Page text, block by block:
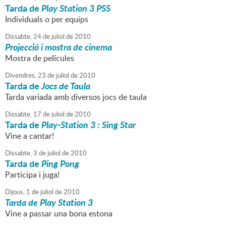
Tarda dePlay Station 3 PSS
Individuals o per equips
Dissabte,24de juliol de2010
Projecció i mostra de cinema
Mostra de películes
Divendres,23 de juliol de2010
Tarda deJocs de Taula
Tarda variada amb diversos jocs de taula
Dissabte, 17 de juliol de2010
Tarda dePlay-Station 3 : Sing Star
Vine a cantar!
Dissabte,3 de juliol de2010
Tarda dePing Pong
Participa i juga!
Dijous, 1 de juliol de2010
Tarda de Play Station 3
Vine a passar una bona estona